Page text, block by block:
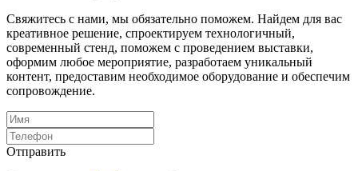
Свяжитесь с нами, мы обязательно поможем. Найдем для вас
креативное решение, спроектируем технологичный,
современный стенд, поможем с проведением выставки,
оформим любое мероприятие, разработаем уникальный
контент, предоставим необходимое оборудование и обеспечим
сопровождение.
Отправить